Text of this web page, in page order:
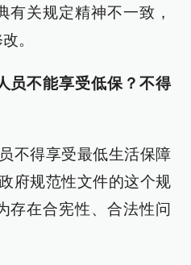
有关规定精神不一致，
。
员不能享受低保？不得
不得享受最低生活保障
府规范性文件的这个规
存在合宪性、合法性问